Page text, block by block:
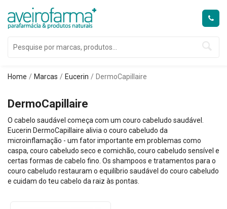
Home Marcas Eucerin DermoCapillaire
DermoCapillaire
O cabelo saudável começa com um couro cabeludo saudável.
Eucerin DermoCapillaire alivia o couro cabeludo da
microinflamação - um fator importante em problemas como
caspa, couro cabeludo seco e comichão, couro cabeludo sensível e
certas formas de cabelo fino. Os shampoos e tratamentos para o
couro cabeludo restauram o equilíbrio saudável do couro cabeludo
e cuidam do teu cabelo da raiz às pontas.